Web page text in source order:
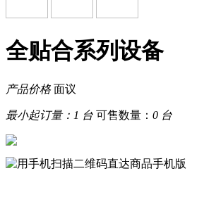
全贴合系列设备
产品价格 面议
最小起订量： 1 台 可售数量： 0 台